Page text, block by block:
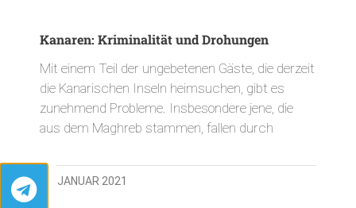
Kanaren: Kriminalität und Drohungen
Mit einem Teil der ungebetenen Gäste, die derzeit
die Kanarischen Inseln heimsuchen, gibt es
zunehmend Probleme. Insbesondere jene, die
aus dem Maghreb stammen, fallen durch
25. JANUAR 2021